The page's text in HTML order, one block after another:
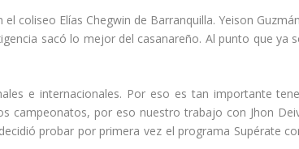
coliseo Elías Chegwin de Barranquilla. Yeison
sacó lo mejor del casanareño. Al punto que ya
e internacionales. Por eso es tan importante
campeonatos, por eso nuestro trabajo con Jhon
probar por primera vez el programa Supérate